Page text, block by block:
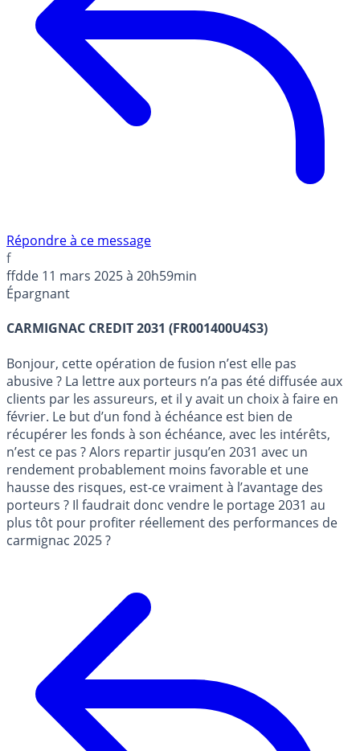
Répondre à ce message
f
ffdde 11 mars 2025 à 20h59min
Épargnant
CARMIGNAC CREDIT 2031 (FR001400U4S3)
Bonjour, cette opération de fusion n’est elle pas
abusive ? La lettre aux porteurs n’a pas été diffusée aux
clients par les assureurs, et il y avait un choix à faire en
février. Le but d’un fond à échéance est bien de
récupérer les fonds à son échéance, avec les intérêts,
n’est ce pas ? Alors repartir jusqu’en 2031 avec un
rendement probablement moins favorable et une
hausse des risques, est-ce vraiment à l’avantage des
porteurs ? Il faudrait donc vendre le portage 2031 au
plus tôt pour profiter réellement des performances de
carmignac 2025 ?